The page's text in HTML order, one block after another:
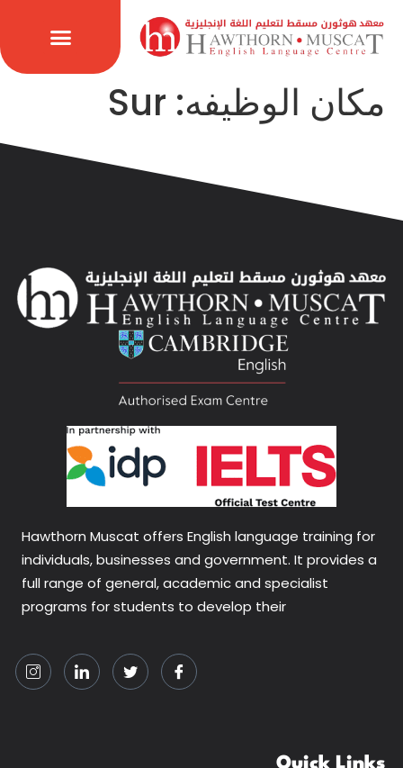
مكان الوظيفه: Sur
Hawthorn Muscat offers English language training for
individuals, businesses and government. It provides a
full range of general, academic and specialist
programs for students to develop their